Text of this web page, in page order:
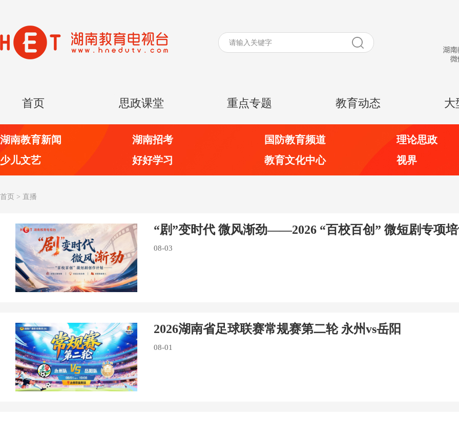
首页 思政课堂 重点专题 教育动态 大
湖南教育新闻 湖南招考 国防教育频道
理论思政
少儿文艺
好好学习 教育文化中心 视界
首页 > 直播
“剧”变时代 微风渐劲——2026 “百校百创” 微短剧专项
08-03
2026湖南省足球联赛常规赛第二轮 永州vs岳阳
08-01